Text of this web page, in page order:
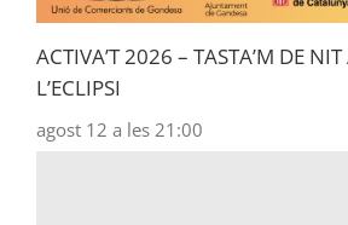
ACTIVA’T 2026 – TASTA’M DE
L’ECLIPSI
agost 12 a les 21:00